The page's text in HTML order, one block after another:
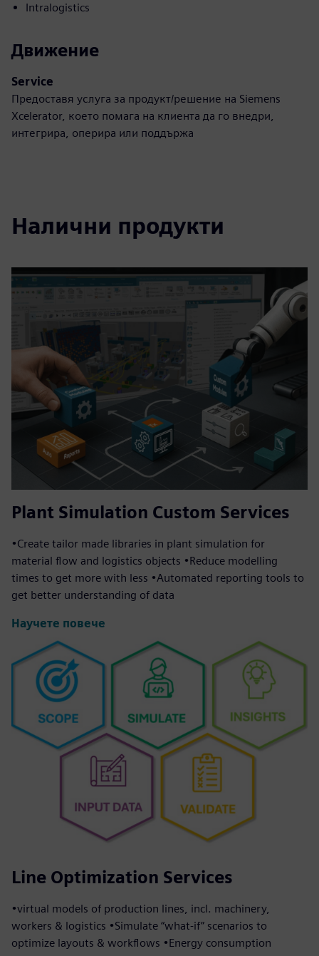
Intralogistics
Движение
Service
Предоставя услуга за продукт/решение на Siemens
Xcelerator, което помага на клиента да го внедри,
интегрира, оперира или поддържа
Налични продукти
Plant Simulation Custom Services
•Create tailor made libraries in plant simulation for
material flow and logistics objects •Reduce modelling
times to get more with less •Automated reporting tools to
get better understanding of data
Научете повече
Line Optimization Services
•virtual models of production lines, incl. machinery,
workers & logistics •Simulate “what-if” scenarios to
optimize layouts & workflows •Energy consumption